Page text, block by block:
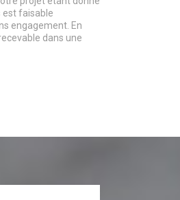
est faisable
engagement. En
dans une